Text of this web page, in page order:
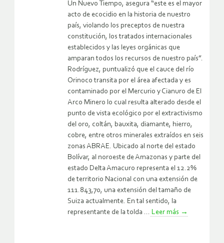
Un Nuevo Tiempo, asegura “este es el mayor
acto de ecocidio en la historia de nuestro
país, violando los preceptos de nuestra
constitución, los tratados internacionales
establecidos y las leyes orgánicas que
amparan todos los recursos de nuestro país”.
Rodríguez, puntualizó que el cauce del río
Orinoco transita por el área afectada y es
contaminado por el Mercurio y Cianuro de El
Arco Minero lo cual resulta alterado desde el
punto de vista ecológico por el extractivismo
del oro, coltán, bauxita, diamante, hierro,
cobre, entre otros minerales extraídos en seis
zonas ABRAE. Ubicado al norte del estado
Bolívar, al noroeste de Amazonas y parte del
estado Delta Amacuro representa el 12.2%
de territorio Nacional con una extensión de
111.843,70, una extensión del tamaño de
Suiza actualmente. En tal sentido, la
representante de la tolda ... Leer más →